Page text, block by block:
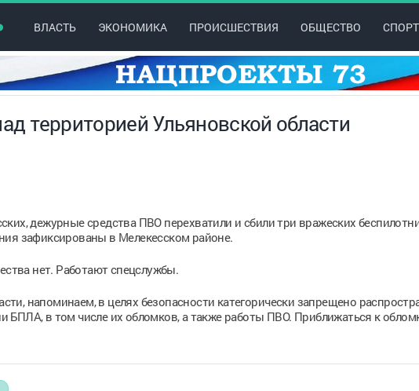
ВЛАСТЬ ЭКОНОМИКА ПРОИСШЕСТВИЯ ОБЩЕСТВО СПОРТ
территорией Ульяновской области
дежурные средства ПВО перехватили и сбили три вражеских
зафиксированы в Мелекесском районе.
нет. Работают спецслужбы.
напоминаем, в целях безопасности категорически запрещено
БПЛА, в том числе их обломков, а также работы ПВО. Приближаться к